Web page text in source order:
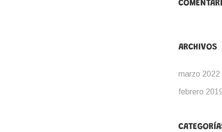
ARCHIVOS
marzo 2022
febrero